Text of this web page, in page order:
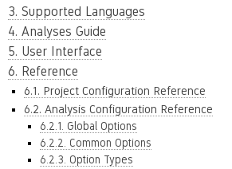
3. Supported Languages
4. Analyses Guide
5. User Interface
6. Reference
6.1. Project Configuration Reference
6.2. Analysis Configuration Reference
6.2.1. Global Options
6.2.2. Common Options
6.2.3. Option Types